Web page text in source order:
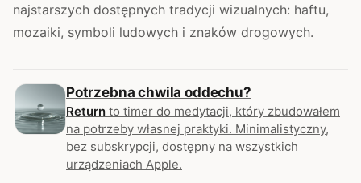
najstarszych dostępnych tradycji wizualnych: haftu,
mozaiki, symboli ludowych i znaków drogowych.
Potrzebna chwila oddechu?
Return to timer do medytacji, który zbudowałem
na potrzeby własnej praktyki. Minimalistyczny,
bez subskrypcji, dostępny na wszystkich
urządzeniach Apple.